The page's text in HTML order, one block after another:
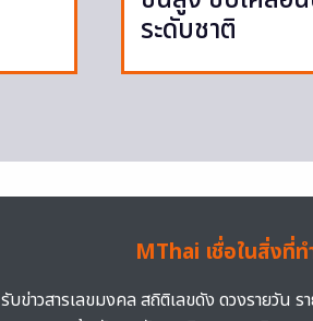
ระดับชาติ
MThai เชื่อในสิ่งที่ท
รับข่าวสารเลขมงคล สถิติเลขดัง ดวงรายวัน